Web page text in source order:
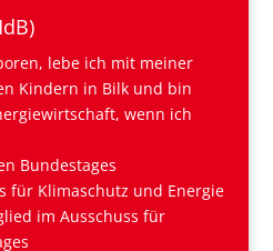
lebe ich mit meiner
Kindern in Bilk und bin
wenn ich
Bundestages
für Klimaschutz und Energie
im Ausschuss für